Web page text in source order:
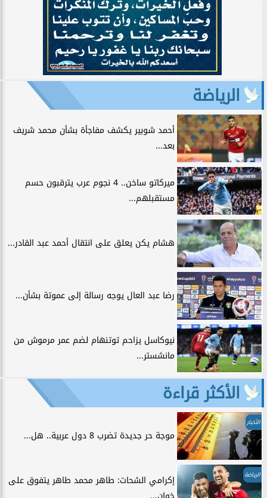
الرياضة
أحمد شوبير يكشف مفاجأة بشأن محمد شريف
بعد...
ميركاتو ساخن.. 4 نجوم عرب يترقبون حسم
مستقبلهم...
هشام يكن يعلق على انتقال أحمد عبد القادر...
رضا عبد العال يوجه رسالة إلى عموتة بشأن...
نيوكاسل يزاحم توتنهام لضم عمر مرموش من
مانشستر...
الأكثر قراءة
الأخبار
موجة حر جديدة تضرب 8 دول عربية.. هل...
الرياضة
إكرامي الشحات: طاهر محمد طاهر يتفوق على